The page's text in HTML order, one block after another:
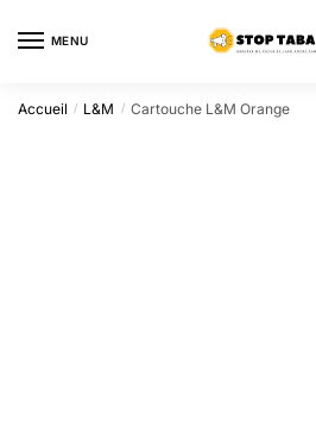
navigation
MENU
Accueil / L&M / Cartouche L&M Orange